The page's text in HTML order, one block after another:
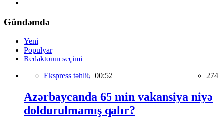
Gündəmdə
Yeni
Populyar
Redaktorun seçimi
Ekspress təhlil, 00:52 274
Azərbaycanda 65 min vakansiya niyə
doldurulmamış qalır?